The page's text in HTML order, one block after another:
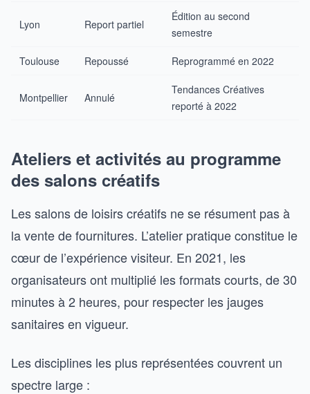
Lyon Report partiel
Édition au second
semestre
Toulouse Repoussé Reprogrammé en 2022
Montpellier Annulé
Tendances Créatives
reporté à 2022
Ateliers et activités au programme
des salons créatifs
Les salons de loisirs créatifs ne se résument pas à
la vente de fournitures. L’atelier pratique constitue le
cœur de l’expérience visiteur. En 2021, les
organisateurs ont multiplié les formats courts, de 30
minutes à 2 heures, pour respecter les jauges
sanitaires en vigueur.
Les disciplines les plus représentées couvrent un
spectre large :